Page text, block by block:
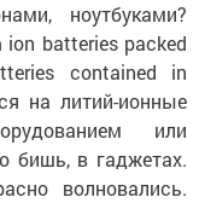
ноутбуками?
batteries packed
contained in
на литий-ионные
или
бишь, в гаджетах.
волновались.